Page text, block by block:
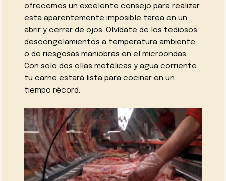
ofrecemos un excelente consejo para realizar
esta aparentemente imposible tarea en un
abrir y cerrar de ojos. Olvídate de los tediosos
descongelamientos a temperatura ambiente
o de riesgosas maniobras en el microondas.
Con solo dos ollas metálicas y agua corriente,
tu carne estará lista para cocinar en un
tiempo récord.